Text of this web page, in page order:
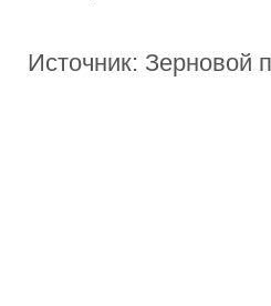
Источник: Зерновой